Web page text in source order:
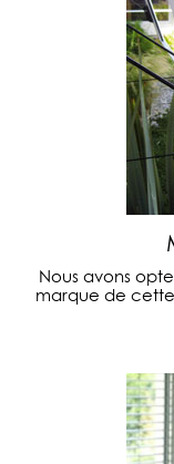
Nous avons
marque de